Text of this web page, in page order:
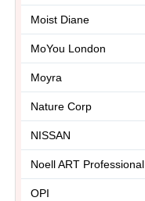
Moist Diane
MoYou London
Moyra
Nature Corp
NISSAN
Noell ART Professional
OPI